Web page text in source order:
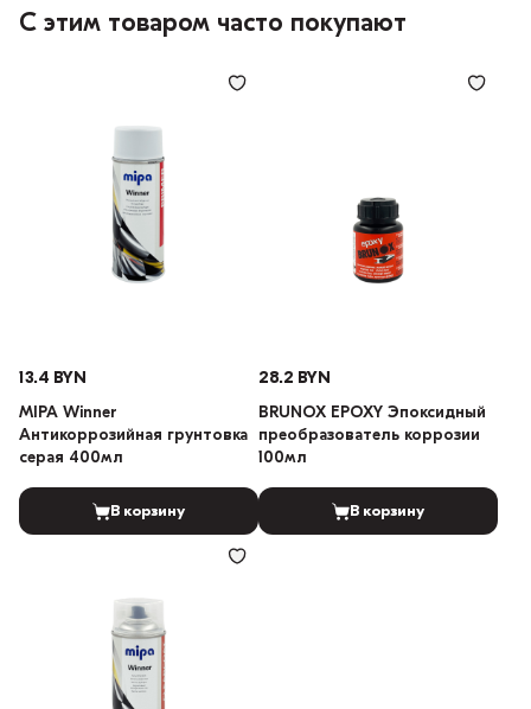
С этим товаром часто покупают
13.4 BYN
MIPA Winner
Антикоррозийная грунтовка
серая 400мл
В корзину
28.2 BYN
BRUNOX EPOXY Эпоксидный
преобразователь коррозии
100мл
В корзину